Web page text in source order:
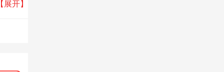
的水
【展开】